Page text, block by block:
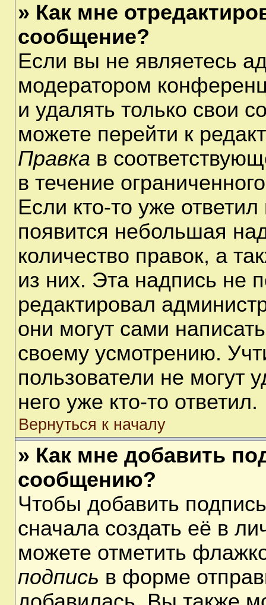
» Как мне
сообщение?
Если вы не являетесь
модератором
и удалять только свои
можете перейти к
Правка в
в течение
Если кто-то уже
появится небольшая
количество правок, а
из них. Эта надпись не
редактировал
они могут сами
своему усмотрению.
пользователи не могут
него уже кто-то ответил.
Вернуться к началу
» Как мне добавить
сообщению?
Чтобы добавить
сначала создать её в
можете отметить
подпись в форме